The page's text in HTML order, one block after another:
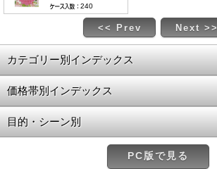
240
<< Prev Next >>
カテゴリー別インデックス
価格帯別インデックス
目的・シーン別
PC版で見る